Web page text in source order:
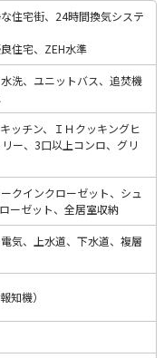
住宅街、24時間換気システ
住宅、ZEH水準
洗、ユニットバス、追焚機
ッチン、ＩＨクッキングヒ
ー、3口以上コンロ、グリ
クインクローゼット、シュ
ーゼット、全居室収納
気、上水道、下水道、複層
知機）